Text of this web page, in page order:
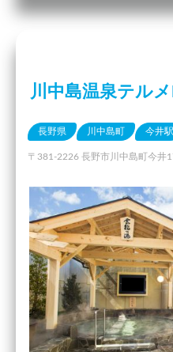
川中島温泉テル
長野県 川中島町 今井駅
〒381-2226 長野市川中島町今井